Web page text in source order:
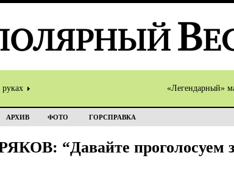
«Легендарный»
АРХИВ ФОТО ГОРСПРАВКА
“Давайте проголосуем